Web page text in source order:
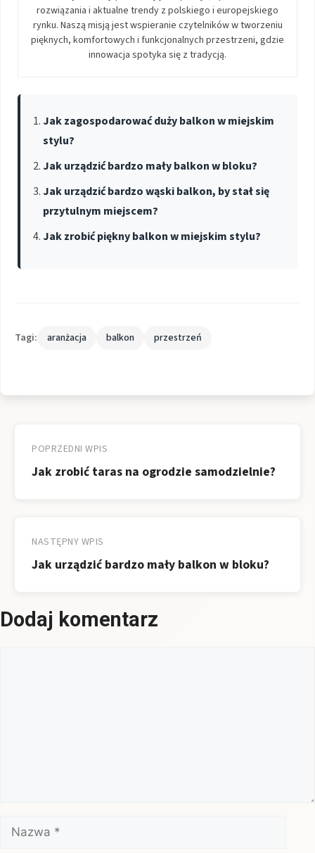
rozwiązania i aktualne trendy z polskiego i europejskiego
rynku. Naszą misją jest wspieranie czytelników w tworzeniu
pięknych, komfortowych i funkcjonalnych przestrzeni, gdzie
innowacja spotyka się z tradycją.
Jak zagospodarować duży balkon w miejskim
stylu?
Jak urządzić bardzo mały balkon w bloku?
Jak urządzić bardzo wąski balkon, by stał się
przytulnym miejscem?
Jak zrobić piękny balkon w miejskim stylu?
Tagi: aranżacja balkon przestrzeń
wpisu
POPRZEDNI WPIS
Jak zrobić taras na ogrodzie samodzielnie?
NASTĘPNY WPIS
Jak urządzić bardzo mały balkon w bloku?
Dodaj komentarz
Nazwa